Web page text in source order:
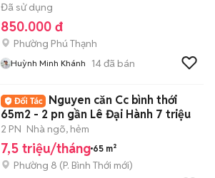
Đã sử dụng
850.000 đ
Phường Phú Thạnh
Huỳnh Minh Khánh 14đã bán
Nguyen căn Cc bình thới
65m2 - 2 pn gần Lê Đại Hành 7 triệu
2 PN Nhà ngõ, hẻm
7,5 triệu/tháng 65 m²
Phường 8 (P. Bình Thới mới)